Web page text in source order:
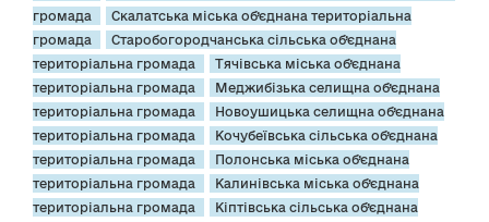
громада
Скалатська міська об’єднана територіальна
громада
Старобогородчанська сільська об’єднана
територіальна громада
Тячівська міська об’єднана
територіальна громада
Меджибізька селищна об’єднана
територіальна громада
Новоушицька селищна об’єднана
територіальна громада
Кочубеївська сільська об’єднана
територіальна громада
Полонська міська об’єднана
територіальна громада
Калинівська міська об’єднана
територіальна громада
Кіптівська сільська об’єднана